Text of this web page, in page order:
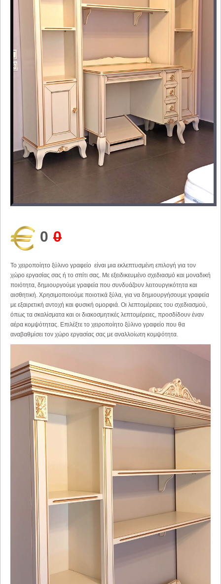
0 0
Το χειροποίητο ξύλινο γραφείο είναι μια εκλεπτυσμένη επιλογή για τον
χώρο εργασίας σας ή το σπίτι σας. Με εξειδικευμένο σχεδιασμό και μοναδική
ποιότητα, δημιουργούμε γραφεία που συνδυάζουν λειτουργικότητα και
αισθητική. Χρησιμοποιούμε ποιοτικά ξύλα, για να δημιουργήσουμε γραφεία
με εξαιρετική αντοχή και φυσική ομορφιά. Οι λεπτομέρειες του σχεδιασμού,
όπως τα σκαλίσματα και οι διακοσμητικές λεπτομέρειες, προσδίδουν έναν
αέρα κομψότητας. Επιλέξτε το χειροποίητο ξύλινο γραφείο που θα
αναβαθμίσει τον χώρο εργασίας σας με αναλλοίωτη κομψότητα.